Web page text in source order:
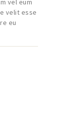
vel eum
velit esse
eu